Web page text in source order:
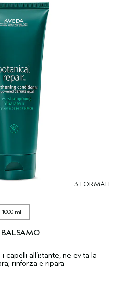
3 FORMATI
1000 ml
all’istante, ne evita la
rinforza e ripara